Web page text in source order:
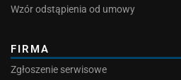
Wzór odstąpienia od umowy
FIRMA
Zgłoszenie serwisowe